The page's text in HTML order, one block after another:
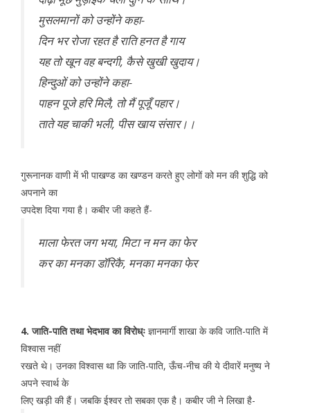
मुसलमानों को उन्होंने कहा-
दिन भर रोजा रहत है राति हनत है गाय
यह तो खून वह बन्दगी, कैसे खुखी खुदाय।
हिन्दुओं को उन्होंने कहा-
पाहन पूजे हरि मिलै, तो मैं पूजूँ पहार।
ताते यह चाकी भली, पीस खाय संसार।।
गुरूनानक वाणी में भी पाखण्ड का खण्डन करते हुए लोगों को मन की शुद्धि को
अपनाने का
उपदेश दिया गया है। कबीर जी कहते हैं-
माला फेरत जग भया, मिटा न मन का फेर
कर का मनका डाॅरिकै, मनका मनका फेर
4. जाति-पाति तथा भेदभाव का विरोध्ः ज्ञानमार्गी शाखा के कवि जाति-पाति में
विश्वास नहीं
रखते थे। उनका विश्वास था कि जाति-पाति, ऊँच-नीच की ये दीवारें मनुष्य ने
अपने स्वार्थ के
लिए खड़ी की हैं। जबकि ईश्वर तो सबका एक है। कबीर जी ने लिखा है-